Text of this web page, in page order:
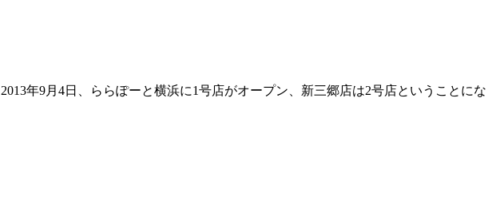
年9月4日、ららぽーと横浜に1号店がオープン、新三郷店は2号店ということにな